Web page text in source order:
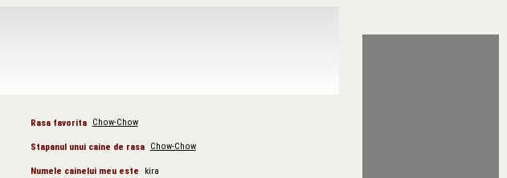
Rasa favorita Chow-Chow
Stapanul unui caine de rasa Chow-Chow
Numele cainelui meu este kira